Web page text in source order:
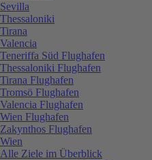
Sevilla
Thessaloniki
Tirana
Valencia
Teneriffa Süd Flughafen
Thessaloniki Flughafen
Tirana Flughafen
Tromsö Flughafen
Valencia Flughafen
Wien Flughafen
Zakynthos Flughafen
Wien
Alle Ziele im Überblick